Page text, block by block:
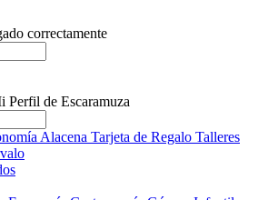
correctamente
Alacena Tarjeta de Regalo Talleres